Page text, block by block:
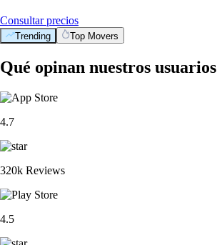
Consultar precios
Trending Top Movers
Qué opinan nuestros usuarios
4.7
320k Reviews
4.5